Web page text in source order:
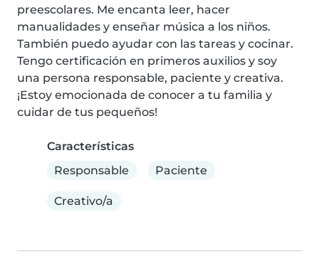
preescolares. Me encanta leer, hacer
manualidades y enseñar música a los niños.
También puedo ayudar con las tareas y cocinar.
Tengo certificación en primeros auxilios y soy
una persona responsable, paciente y creativa.
¡Estoy emocionada de conocer a tu familia y
cuidar de tus pequeños!
Características
Responsable
Paciente
Creativo/a